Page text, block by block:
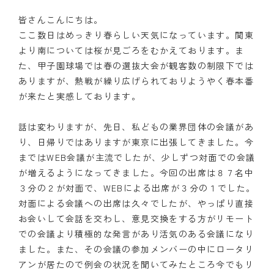
皆さんこんにちは。
ここ数日はめっきり春らしい天気になっています。関東
より南については桜が見ごろをむかえております。ま
た、甲子園球場では春の選抜大会が観客数の制限下では
ありますが、熱戦が繰り広げられておりようやく春本番
が来たと実感しております。
話は変わりますが、先日、私どもの業界団体の会議があ
り、日帰りではありますが東京に出張してきました。今
まではWEB会議が主流でしたが、少しずつ対面での会議
が増えるようになってきました。今回の出席は８７名中
３分の２が対面で、WEBによる出席が３分の１でした。
対面による会議への出席は久々でしたが、やっぱり直接
お会いして会話を交わし、意見交換をする方がリモート
での会議より積極的な発言があり活気のある会議になり
ました。また、その会議の参加メンバーの中にロータリ
アンが居たので例会の状況を聞いてみたところ今でもリ